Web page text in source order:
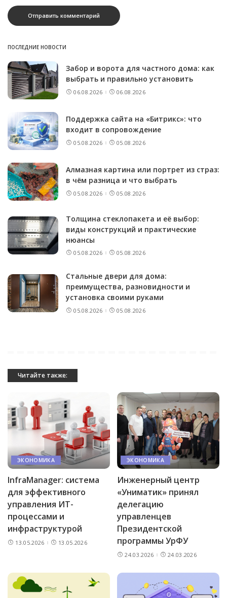
ПОСЛЕДНИЕ НОВОСТИ
Забор и ворота для частного дома: как
выбрать и правильно установить
06.08.2026 06.08.2026
Поддержка сайта на «Битрикс»: что
входит в сопровождение
05.08.2026 05.08.2026
Алмазная картина или портрет из страз:
в чём разница и что выбрать
05.08.2026 05.08.2026
Толщина стеклопакета и её выбор:
виды конструкций и практические
нюансы
05.08.2026 05.08.2026
Стальные двери для дома:
преимущества, разновидности и
установка своими руками
05.08.2026 05.08.2026
Читайте также:
ЭКОНОМИКА
InfraManager: система
для эффективного
управления ИТ-
процессами и
инфраструктурой
13.05.2026 13.05.2026
ЭКОНОМИКА
Инженерный центр
«Униматик» принял
делегацию
управленцев
Президентской
программы УрФУ
24.03.2026 24.03.2026